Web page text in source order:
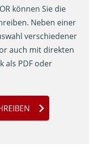
können Sie die
Neben einer
verschiedener
auch mit direkten
als PDF oder